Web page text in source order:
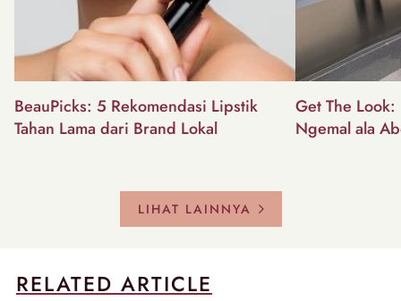
BeauPicks: 5 Rekomendasi Lipstik
Tahan Lama dari Brand Lokal
Get The
Ngemal ala
LIHAT LAINNYA
RELATED ARTICLE